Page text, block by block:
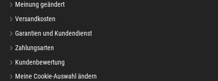
Meinung geändert
Versandkosten
Garantien und Kundendienst
Zahlungsarten
Kundenbewertung
Meine Cookie-Auswahl ändern